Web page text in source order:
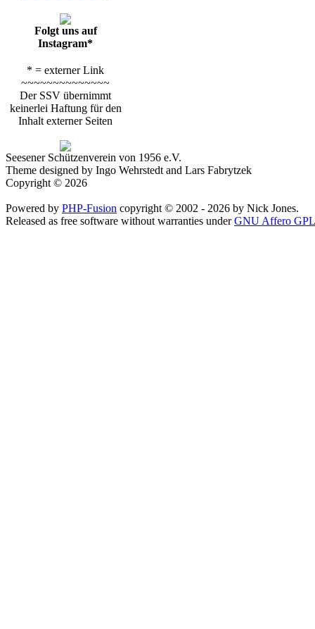
Folgt uns auf
Instagram*
* = externer Link
~~~~~~~~~~~~~~
Der SSV übernimmt
keinerlei Haftung für den
Inhalt externer Seiten
Seesener Schützenverein von 1956 e.V.
Theme designed by Ingo Wehrstedt and Lars Fabrytzek
Copyright © 2026
Powered by PHP-Fusion copyright © 2002 - 2026 by Nick Jones.
Released as free software without warranties underGNU Affero GPL